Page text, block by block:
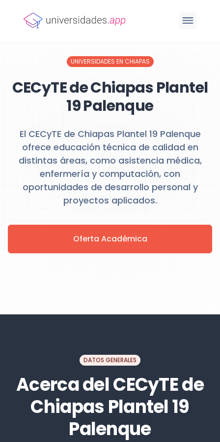
UNIVERSIDADES EN CHIAPAS
CECyTE de Chiapas Plantel
19 Palenque
El CECyTE de Chiapas Plantel 19 Palenque
ofrece educación técnica de calidad en
distintas áreas, como asistencia médica,
enfermería y computación, con
oportunidades de desarrollo personal y
proyectos aplicados.
Oferta Académica
DATOS GENERALES
Acerca del CECyTE de
Chiapas Plantel 19
Palenque